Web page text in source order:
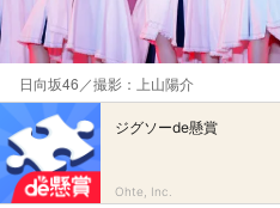
日向坂46／撮影：上山陽介
ジグソーde懸賞
Ohte, Inc.